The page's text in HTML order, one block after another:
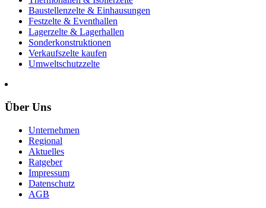
Baustellenzelte & Einhausungen
Festzelte & Eventhallen
Lagerzelte & Lagerhallen
Sonderkonstruktionen
Verkaufszelte kaufen
Umweltschutzzelte
Über Uns
Unternehmen
Regional
Aktuelles
Ratgeber
Impressum
Datenschutz
AGB